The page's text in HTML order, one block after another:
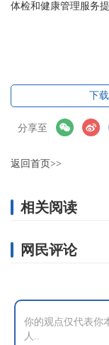
体检和健康管理服务提
下
分享至
返回首页>>
相关阅读
网民评论